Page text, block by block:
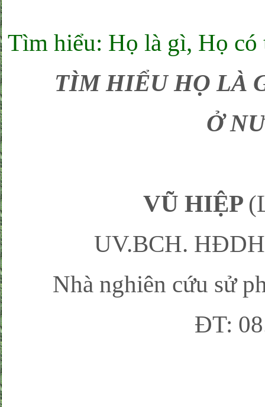
Tìm hiểu: Họ là gì, Họ
TÌM HIỂU HỌ LÀ
Ở
VŨ HIỆP
UV.BCH.
Nhà nghiên cứu sử
ĐT: